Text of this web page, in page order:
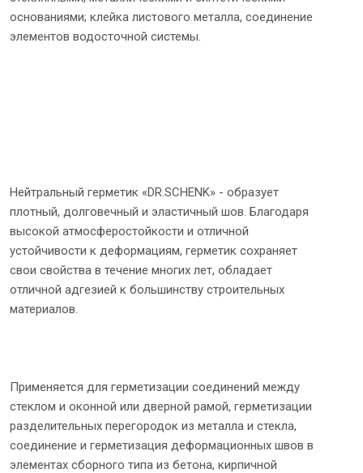
основаниями; клейка листового металла, соединение
элементов водосточной системы.
Нейтральный герметик «DR.SCHENK» - образует
плотный, долговечный и эластичный шов. Благодаря
высокой атмосферостойкости и отличной
устойчивости к деформациям, герметик сохраняет
свои свойства в течение многих лет, обладает
отличной адгезией к большинству строительных
материалов.
Применяется для герметизации соединений между
стеклом и оконной или дверной рамой, герметизации
разделительных перегородок из металла и стекла,
соединение и герметизация деформационных швов в
элементах сборного типа из бетона, кирпичной